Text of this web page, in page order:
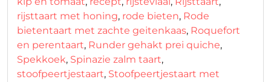
rijsttaart met honing, rode bieten, Rode
bietentaart met zachte geitenkaas, Roquefort
en perentaart, Runder gehakt prei quiche,
Spekkoek, Spinazie zalm taart,
stoofpeertjestaart, Stoofpeertjestaart met